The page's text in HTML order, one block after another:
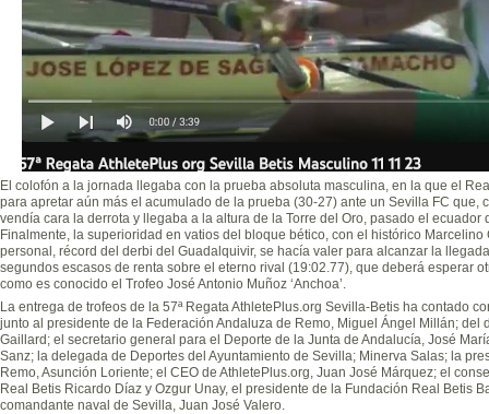
El colofón a la jornada llegaba con la prueba absoluta masculina, en la que el
para apretar aún más el acumulado de la prueba (30-27) ante un Sevilla FC que,
vendía cara la derrota y llegaba a la altura de la Torre del Oro, pasado el
Finalmente, la superioridad en vatios del bloque bético, con el histórico
personal, récord del derbi del Guadalquivir, se hacía valer para alcanzar la
segundos escasos de renta sobre el eterno rival (19:02.77), que deberá esperar
como es conocido el Trofeo José Antonio Muñoz ‘Anchoa’.
La entrega de trofeos de la 57ª Regata AthletePlus.org Sevilla-Betis ha contado
junto al presidente de la Federación Andaluza de Remo, Miguel Ángel Millán; del
Gaillard; el secretario general para el Deporte de la Junta de Andalucía, José
Sanz; la delegada de Deportes del Ayuntamiento de Sevilla; Minerva Salas; la
Remo, Asunción Loriente; el CEO de AthletePlus.org, Juan José Márquez; el
Real Betis Ricardo Díaz y Ozgur Unay, el presidente de la Fundación Real Betis
comandante naval de Sevilla, Juan José Valero.